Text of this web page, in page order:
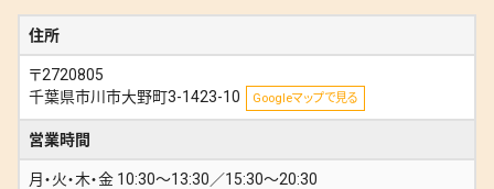
住所
〒2720805
千葉県市川市大野町3-1423-10
Googleマップで見る
営業時間
月・火・木・金 10:30〜13:30／15:30〜20:30